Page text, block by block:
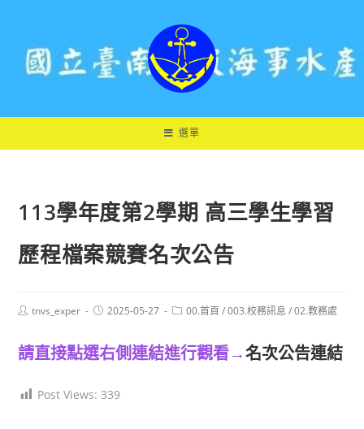
選單
113學年度第2學期 高三學生學習
歷程檔案競賽名次公告
Posttnvs_exper
Post2025-05-27
Post00.首頁 / 003.校務訊息 / 02.教務處
請直接點選右側連結進行觀看→名次公告連結
Post Views: 339